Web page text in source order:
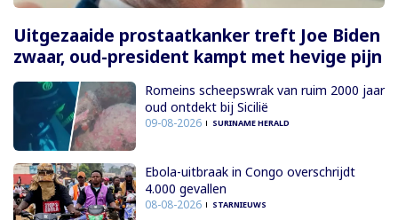
Uitgezaaide prostaatkanker treft Joe Biden
zwaar, oud-president kampt met hevige pijn
Romeins scheepswrak van ruim 2000 jaar
oud ontdekt bij Sicilië
09-08-2026 SURINAME HERALD
Ebola-uitbraak in Congo overschrijdt
4.000 gevallen
08-08-2026 STARNIEUWS